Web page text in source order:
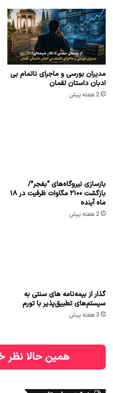
مدیران بورسی و ماجرای ناتمام بی
ادبان داستان لقمان
2 هفته پیش
همین حالا نظر